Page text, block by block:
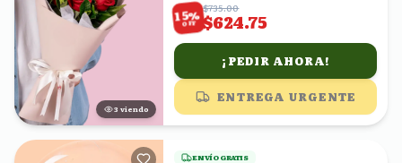
3 viendo
15%
OFF
$735.00
$624.75
¡PEDIR AHORA!
ENTREGA URGENTE
ENVÍO GRATIS